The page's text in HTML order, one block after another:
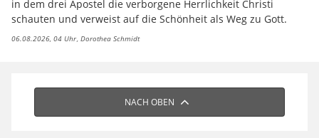
in dem drei Apostel die verborgene Herrlichkeit Christi
schauten und verweist auf die Schönheit als Weg zu Gott.
06.08.2026, 04 Uhr Dorothea Schmidt
NACH OBEN